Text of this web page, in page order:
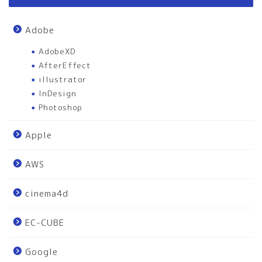
Adobe
AdobeXD
AfterEffect
illustrator
InDesign
Photoshop
Apple
AWS
cinema4d
EC-CUBE
Google